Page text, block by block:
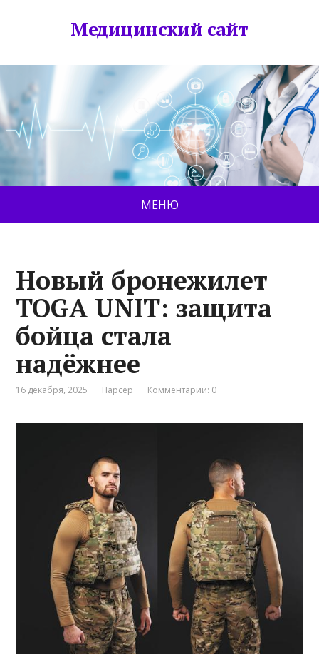
Медицинский сайт
МЕНЮ
Новый бронежилет
TOGA UNIT: защита
бойца стала
надёжнее
16 декабря, 2025 Парсер Комментарии: 0